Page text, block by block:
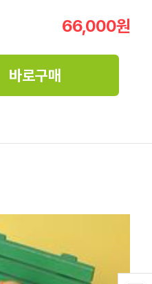
66,000원
바로구매